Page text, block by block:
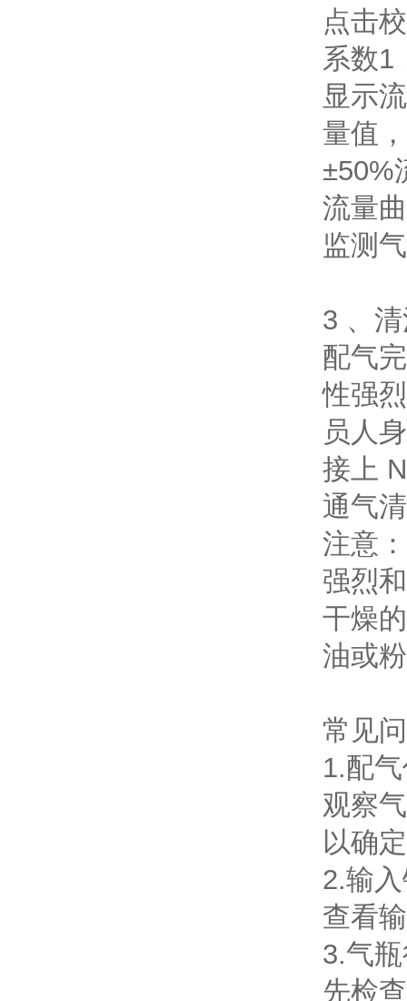
点击
系数1
显示
量值
±50%
流量
监测
3 、
配气
性强
员人
接上
通气
注意
强烈
干燥
油或
常见
1.配
观察
以确
2.输
查看
3.气
先检